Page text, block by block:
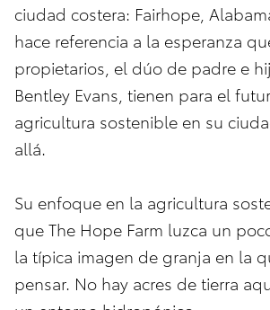
ciudad costera: Fairhope,
hace referencia a la esperanza
propietarios, el dúo de padre e
Bentley Evans, tienen para el
agricultura sostenible en su
allá.
Su enfoque en la agricultura
que The Hope Farm luzca un
la típica imagen de granja en la
pensar. No hay acres de tierra